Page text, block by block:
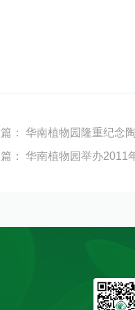
：
华南植物园隆重纪念
：
华南植物园举办2011